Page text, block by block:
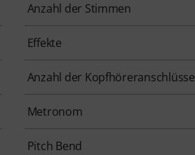
Anzahl der Stimmen
Effekte
Anzahl der Kopfhöreranschlüsse
Metronom
Pitch Bend